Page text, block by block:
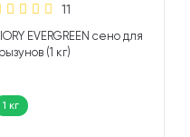
11
EVERGREEN сено для
(1 кг)
1 кг